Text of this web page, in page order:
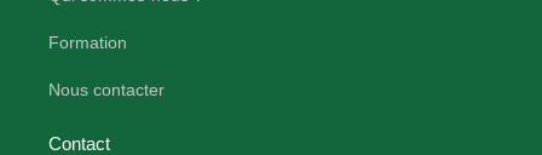
Formation
Nous contacter
Contact